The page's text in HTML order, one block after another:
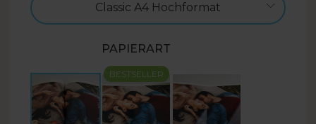
Classic A4 Hochformat
PAPIERART
BESTSELLER